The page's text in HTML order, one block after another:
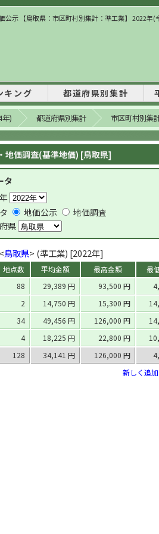
公示 【鳥取県：市区町村別集計：準工業】 2022年
キング 都道府県別集計
) 都道府県別集計 市区町村別集
地価調査(基準地価) [鳥取県]
タ
地価公示
地価調査
県
鳥取県> (準工業) [2022年]
地点数 平均金額 最高金額 最
88 29,389 円 93,500 円
2 14,750 円 15,300 円
34 49,456 円 126,000 円
4 18,225 円 22,800 円
128 34,141 円 126,000 円
新しく追